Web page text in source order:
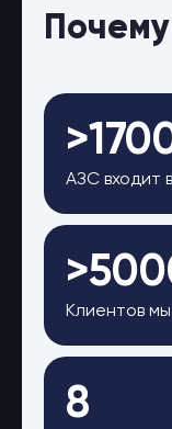
АЗС входит
Клиентов
8